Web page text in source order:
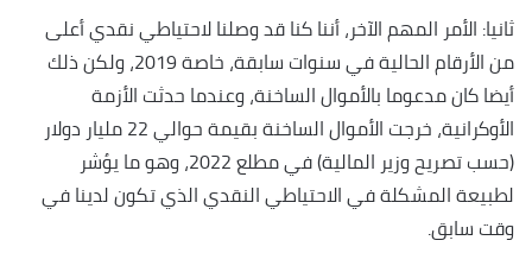
ثانيا: الأمر المهم الآخر، أننا كنا قد وصلنا لاحتياطي نقدي أعلى
من الأرقام الحالية في سنوات سابقة، خاصة 2019، ولكن ذلك
أيضا كان مدعوما بالأموال الساخنة، وعندما حدثت الأزمة
الأوكرانية، خرجت الأموال الساخنة بقيمة حوالي 22 مليار دولار
(حسب تصريح وزير المالية) في مطلع 2022، وهو ما يؤشر
لطبيعة المشكلة في الاحتياطي النقدي الذي تكون لدينا في
وقت سابق.